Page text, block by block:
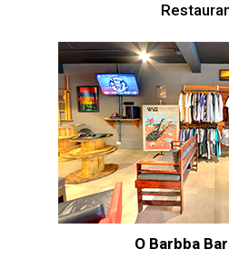
O Barbba